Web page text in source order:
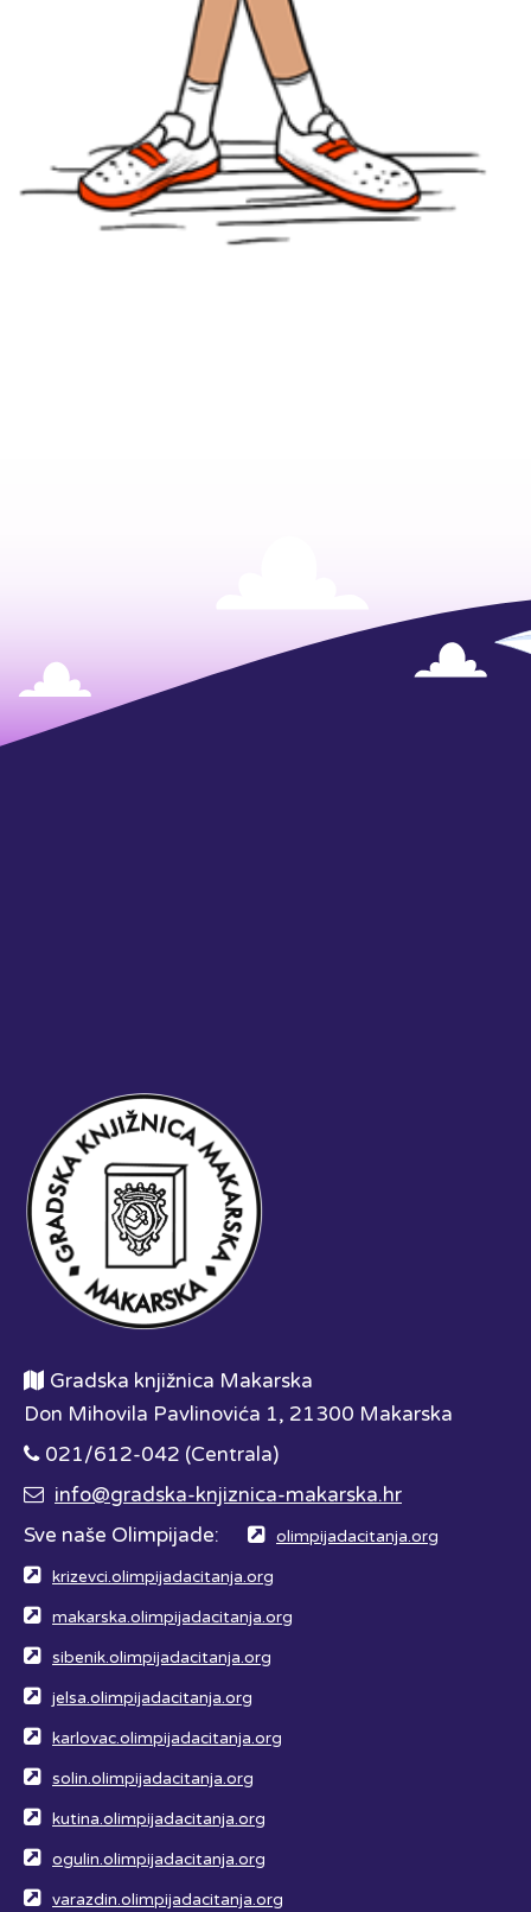
Gradska knjižnica Makarska
Don Mihovila Pavlinovića 1, 21300 Makarska
021/612-042 (Centrala)
info@gradska-knjiznica-makarska.hr
Sve naše Olimpijade:
olimpijadacitanja.org
krizevci.olimpijadacitanja.org
makarska.olimpijadacitanja.org
sibenik.olimpijadacitanja.org
jelsa.olimpijadacitanja.org
karlovac.olimpijadacitanja.org
solin.olimpijadacitanja.org
kutina.olimpijadacitanja.org
ogulin.olimpijadacitanja.org
varazdin.olimpijadacitanja.org